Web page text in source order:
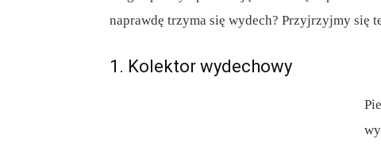
naprawdę trzyma się wydech? Przyjrzyjmy się
1. Kolektor wydechowy